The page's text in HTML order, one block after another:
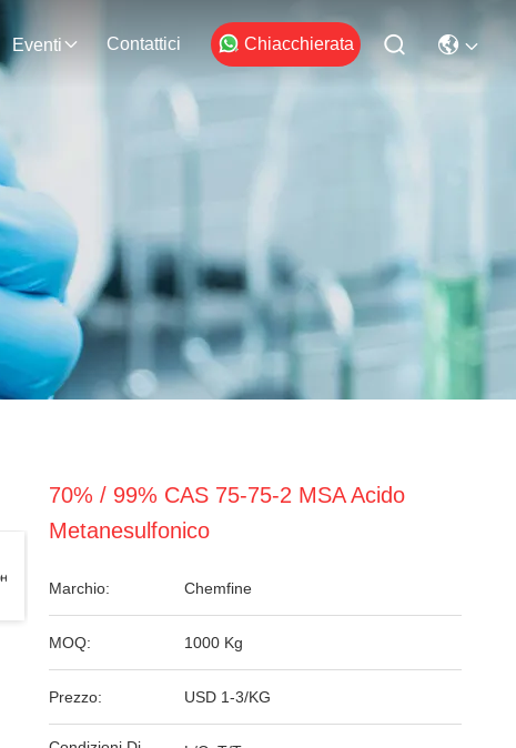
Eventi Contattici Chiacchierata
70% / 99% CAS 75-75-2 MSA Acido
Metanesulfonico
Marchio: Chemfine
MOQ: 1000 Kg
Prezzo: USD 1-3/KG